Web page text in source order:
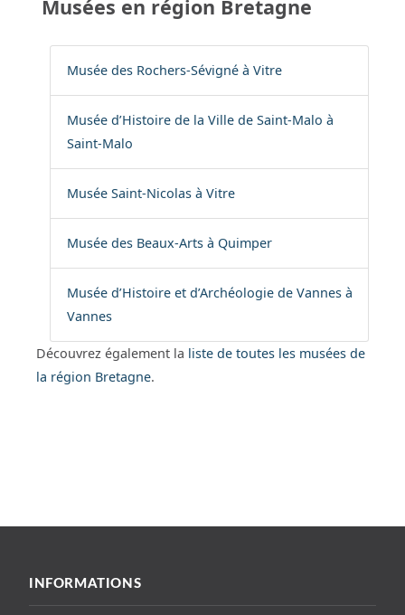
Musées en région Bretagne
Musée des Rochers-Sévigné à Vitre
Musée d’Histoire de la Ville de Saint-Malo à
Saint-Malo
Musée Saint-Nicolas à Vitre
Musée des Beaux-Arts à Quimper
Musée d’Histoire et d’Archéologie de Vannes à
Vannes
Découvrez également la liste de toutes les musées de
la région Bretagne.
INFORMATIONS